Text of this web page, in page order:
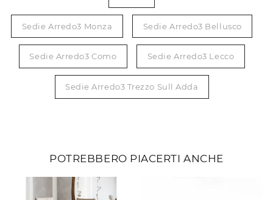
Sedie Arredo3 Monza Sedie Arredo3 Bellusco
Sedie Arredo3 Como Sedie Arredo3 Lecco
Sedie Arredo3 Trezzo Sull Adda
POTREBBERO PIACERTI ANCHE